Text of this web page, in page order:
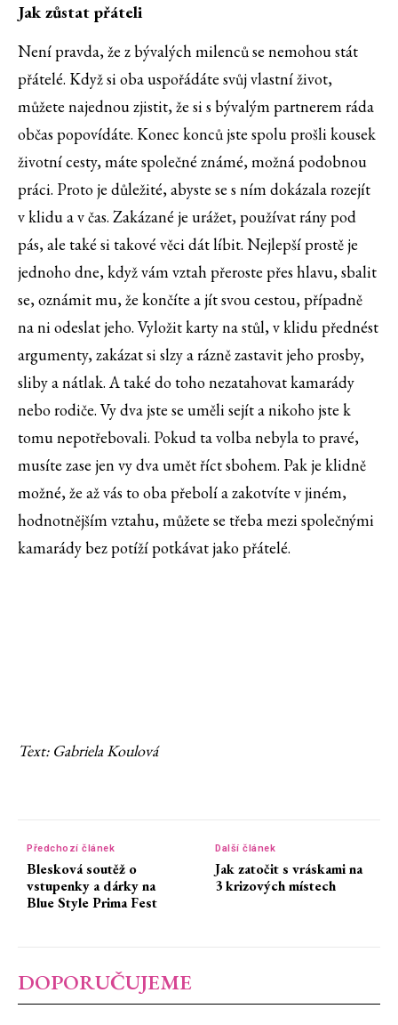
Jak zůstat přáteli
Není pravda, že z bývalých milenců se nemohou stát
přátelé. Když si oba uspořádáte svůj vlastní život,
můžete najednou zjistit, že si s bývalým partnerem ráda
občas popovídáte. Konec konců jste spolu prošli kousek
životní cesty, máte společné známé, možná podobnou
práci. Proto je důležité, abyste se s ním dokázala rozejít
v klidu a v čas. Zakázané je urážet, používat rány pod
pás, ale také si takové věci dát líbit. Nejlepší prostě je
jednoho dne, když vám vztah přeroste přes hlavu, sbalit
se, oznámit mu, že končíte a jít svou cestou, případně
na ni odeslat jeho. Vyložit karty na stůl, v klidu přednést
argumenty, zakázat si slzy a rázně zastavit jeho prosby,
sliby a nátlak. A také do toho nezatahovat kamarády
nebo rodiče. Vy dva jste se uměli sejít a nikoho jste k
tomu nepotřebovali. Pokud ta volba nebyla to pravé,
musíte zase jen vy dva umět říct sbohem. Pak je klidně
možné, že až vás to oba přebolí a zakotvíte v jiném,
hodnotnějším vztahu, můžete se třeba mezi společnými
kamarády bez potíží potkávat jako přátelé.
Text: Gabriela Koulová
Předchozí článek
Blesková soutěž o
vstupenky a dárky na
Blue Style Prima Fest
Další článek
Jak zatočit s vráskami na
3 krizových místech
DOPORUČUJEME